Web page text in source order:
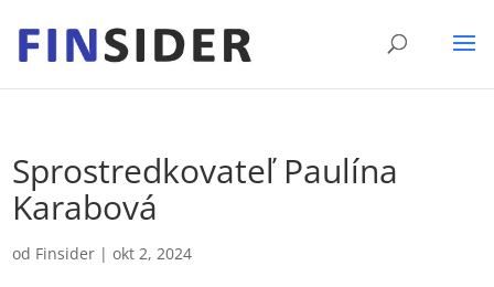
Sprostredkovateľ Paulína
Karabová
od Finsider |okt 2, 2024